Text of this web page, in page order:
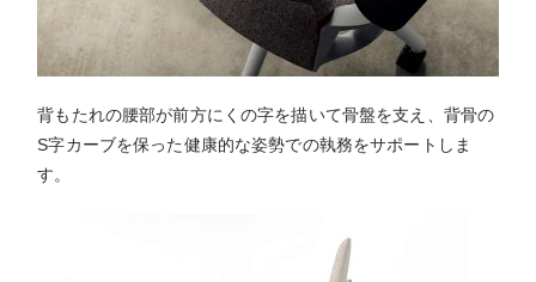
背もたれの腰部が前方にくの字を描いて骨盤を支え、背骨の
S字カーブを保った健康的な姿勢での執務をサポートしま
す。